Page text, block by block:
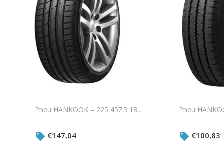
Pneu HANKOOK – 225 45ZR 18...
€147,04
Pneu
€100,83